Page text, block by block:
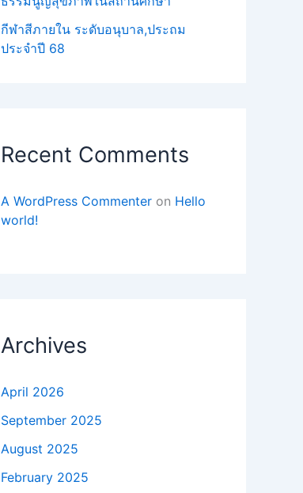
กีฬาสีภายใน ระดับอนุบาล,ประถม
ประจำปี 68
Recent Comments
A WordPress Commenter on Hello
world!
Archives
April 2026
September 2025
August 2025
February 2025